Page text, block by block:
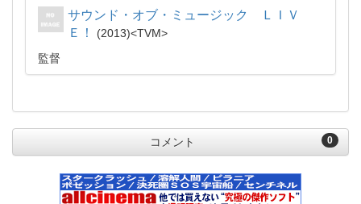
サウンド・オブ・ミュージック ＬＩＶ
Ｅ！
2013
TVM
監督
0
コメント